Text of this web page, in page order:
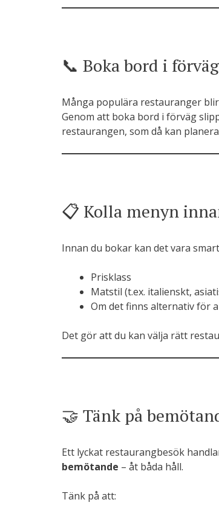
📞 Boka bord i förväg
Många populära restauranger
Genom att boka bord i förväg
restaurangen, som då kan
📋 Kolla menyn
Innan du bokar kan det vara
Prisklass
Matstil (t.ex. italienskt,
Om det finns alternativ för
Det gör att du kan välja rätt
🤝 Tänk på
Ett lyckat restaurangbesök
bemötande – åt båda håll.
Tänk på att: